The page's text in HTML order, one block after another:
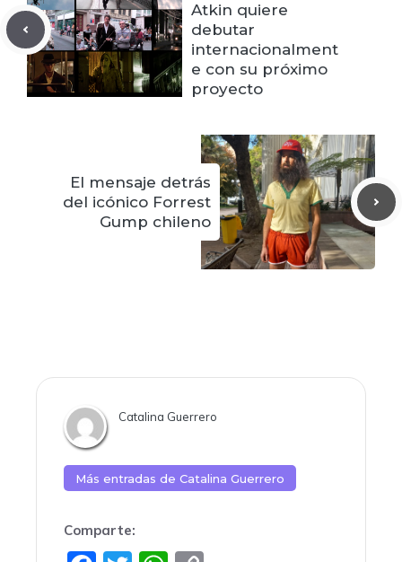
Atkin quiere
debutar
internacionalment
e con su próximo
proyecto
El mensaje detrás
del icónico Forrest
Gump chileno
Catalina Guerrero
Más entradas de Catalina Guerrero
Comparte: